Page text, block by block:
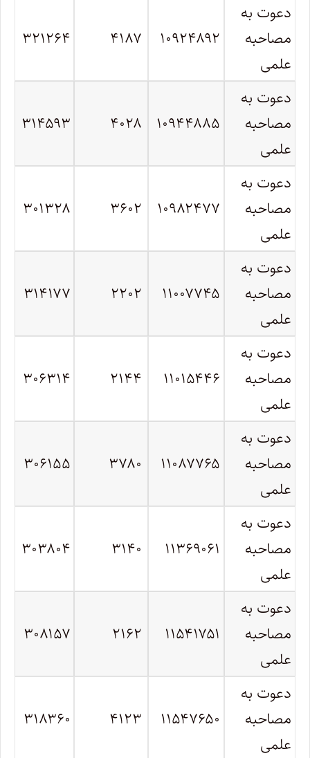
دعوت به
مصاحبه
علمی
۱۰۹۲۴۸۹۲ ۴۱۸۷ ۳۲۱۲۶۴
دعوت به
مصاحبه
علمی
۱۰۹۴۴۸۸۵ ۴۰۲۸ ۳۱۴۵۹۳
دعوت به
مصاحبه
علمی
۱۰۹۸۲۴۷۷ ۳۶۰۲ ۳۰۱۳۲۸
دعوت به
مصاحبه
علمی
۱۱۰۰۷۷۴۵ ۲۲۰۲ ۳۱۴۱۷۷
دعوت به
مصاحبه
علمی
۱۱۰۱۵۴۴۶ ۲۱۴۴ ۳۰۶۳۱۴
دعوت به
مصاحبه
علمی
۱۱۰۸۷۷۶۵ ۳۷۸۰ ۳۰۶۱۵۵
دعوت به
مصاحبه
علمی
۱۱۳۶۹۰۶۱ ۳۱۴۰ ۳۰۳۸۰۴
دعوت به
مصاحبه
علمی
۱۱۵۴۱۷۵۱ ۲۱۶۲ ۳۰۸۱۵۷
دعوت به
مصاحبه
علمی
۱۱۵۴۷۶۵۰ ۴۱۲۳ ۳۱۸۳۶۰